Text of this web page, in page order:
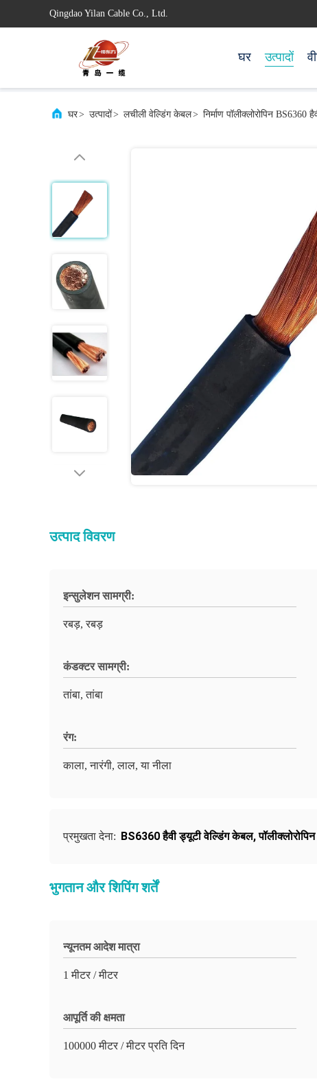
Qingdao Yilan Cable Co., Ltd.
घर उत्पादों
घर> उत्पादों> लचीली वेल्डिंग केबल> निर्माण पॉलीक्लोरोपिन
उत्पाद विवरण
इन्सुलेशन सामग्री:
रबड़, रबड़
कंडक्टर सामग्री:
तांबा, तांबा
रंग:
काला, नारंगी, लाल, या नीला
प्रमुखता देना: BS6360 हैवी ड्यूटी वेल्डिंग केबल,
भुगतान और शिपिंग शर्तें
न्यूनतम आदेश मात्रा
1 मीटर / मीटर
आपूर्ति की क्षमता
100000 मीटर / मीटर प्रति दिन